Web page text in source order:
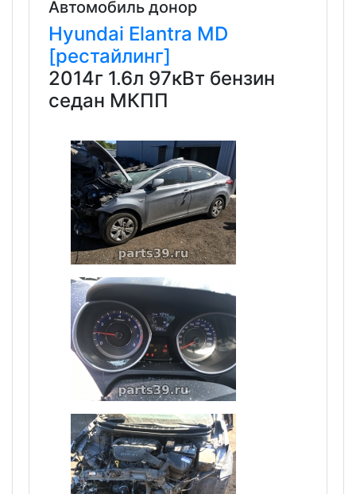
Автомобиль донор
Hyundai Elantra MD
[рестайлинг]
2014г 1.6л 97кВт бензин
седан МКПП